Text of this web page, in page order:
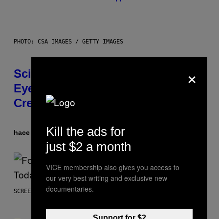
PHOTO: CSA IMAGES / GETTY IMAGES
Scientists Just Traced the Human
Eye Back to a Tiny One-Eyed
Creature
hace 29 minutosPorLuis Prada
SCREENSHOT: EPIC GAMES
×
Kill the ads for
just $2 a month
VICE membership also gives you access to
our very best writing and exclusive new
documentaries.